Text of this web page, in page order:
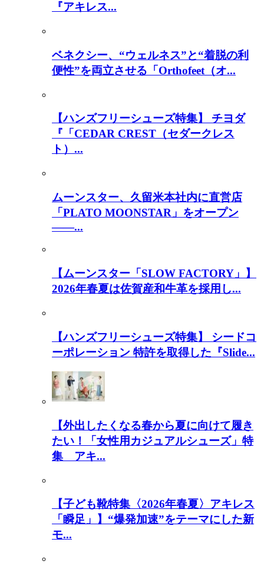
『アキレス...
ベネクシー、“ウェルネス”と“着脱の利
便性”を両立させる「Orthofeet（オ...
【ハンズフリーシューズ特集】 チヨダ
『「CEDAR CREST（セダークレス
ト）...
ムーンスター、久留米本社内に直営店
「PLATO MOONSTAR」をオープン
――...
【ムーンスター「SLOW FACTORY」】
2026年春夏は佐賀産和牛革を採用し...
【ハンズフリーシューズ特集】 シードコ
ーポレーション 特許を取得した『Slide...
【外出したくなる春から夏に向けて履き
たい！「女性用カジュアルシューズ」特
集 アキ...
【子ども靴特集〈2026年春夏〉アキレス
「瞬足」】“爆発加速”をテーマにした新
モ...